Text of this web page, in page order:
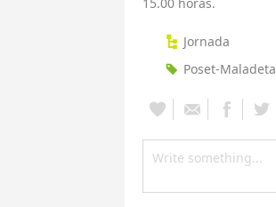
Jornada
Poset-Maladeta